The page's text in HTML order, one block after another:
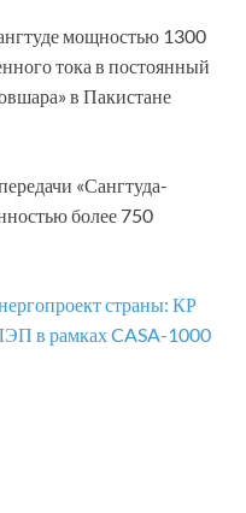
мощностью 1300
тока в постоянный
в Пакистане
«Сангтуда-
более 750
страны: КР
ЛЭП в рамках CASA-1000